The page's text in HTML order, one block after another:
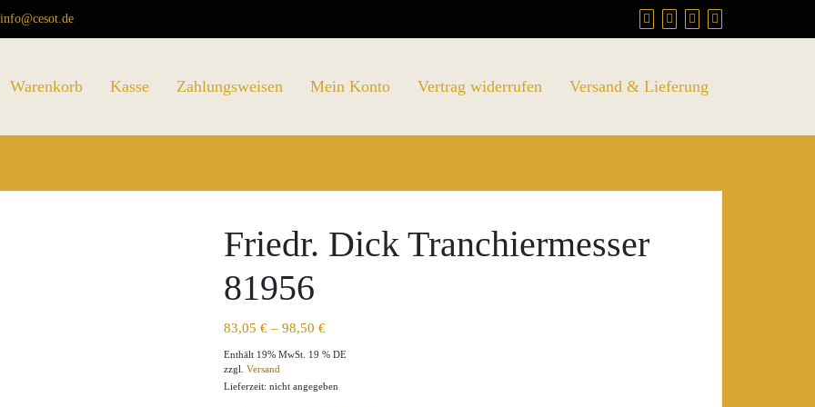
info@cesot.de
Warenkorb Kasse Zahlungsweisen Mein Konto Vertrag widerrufen Versand & Lieferung
Friedr. Dick Tranchiermesser
81956
83,05€ –98,50€
Enthält 19% MwSt. 19 % DE
zzgl.Versand
Lieferzeit: nicht angegeben